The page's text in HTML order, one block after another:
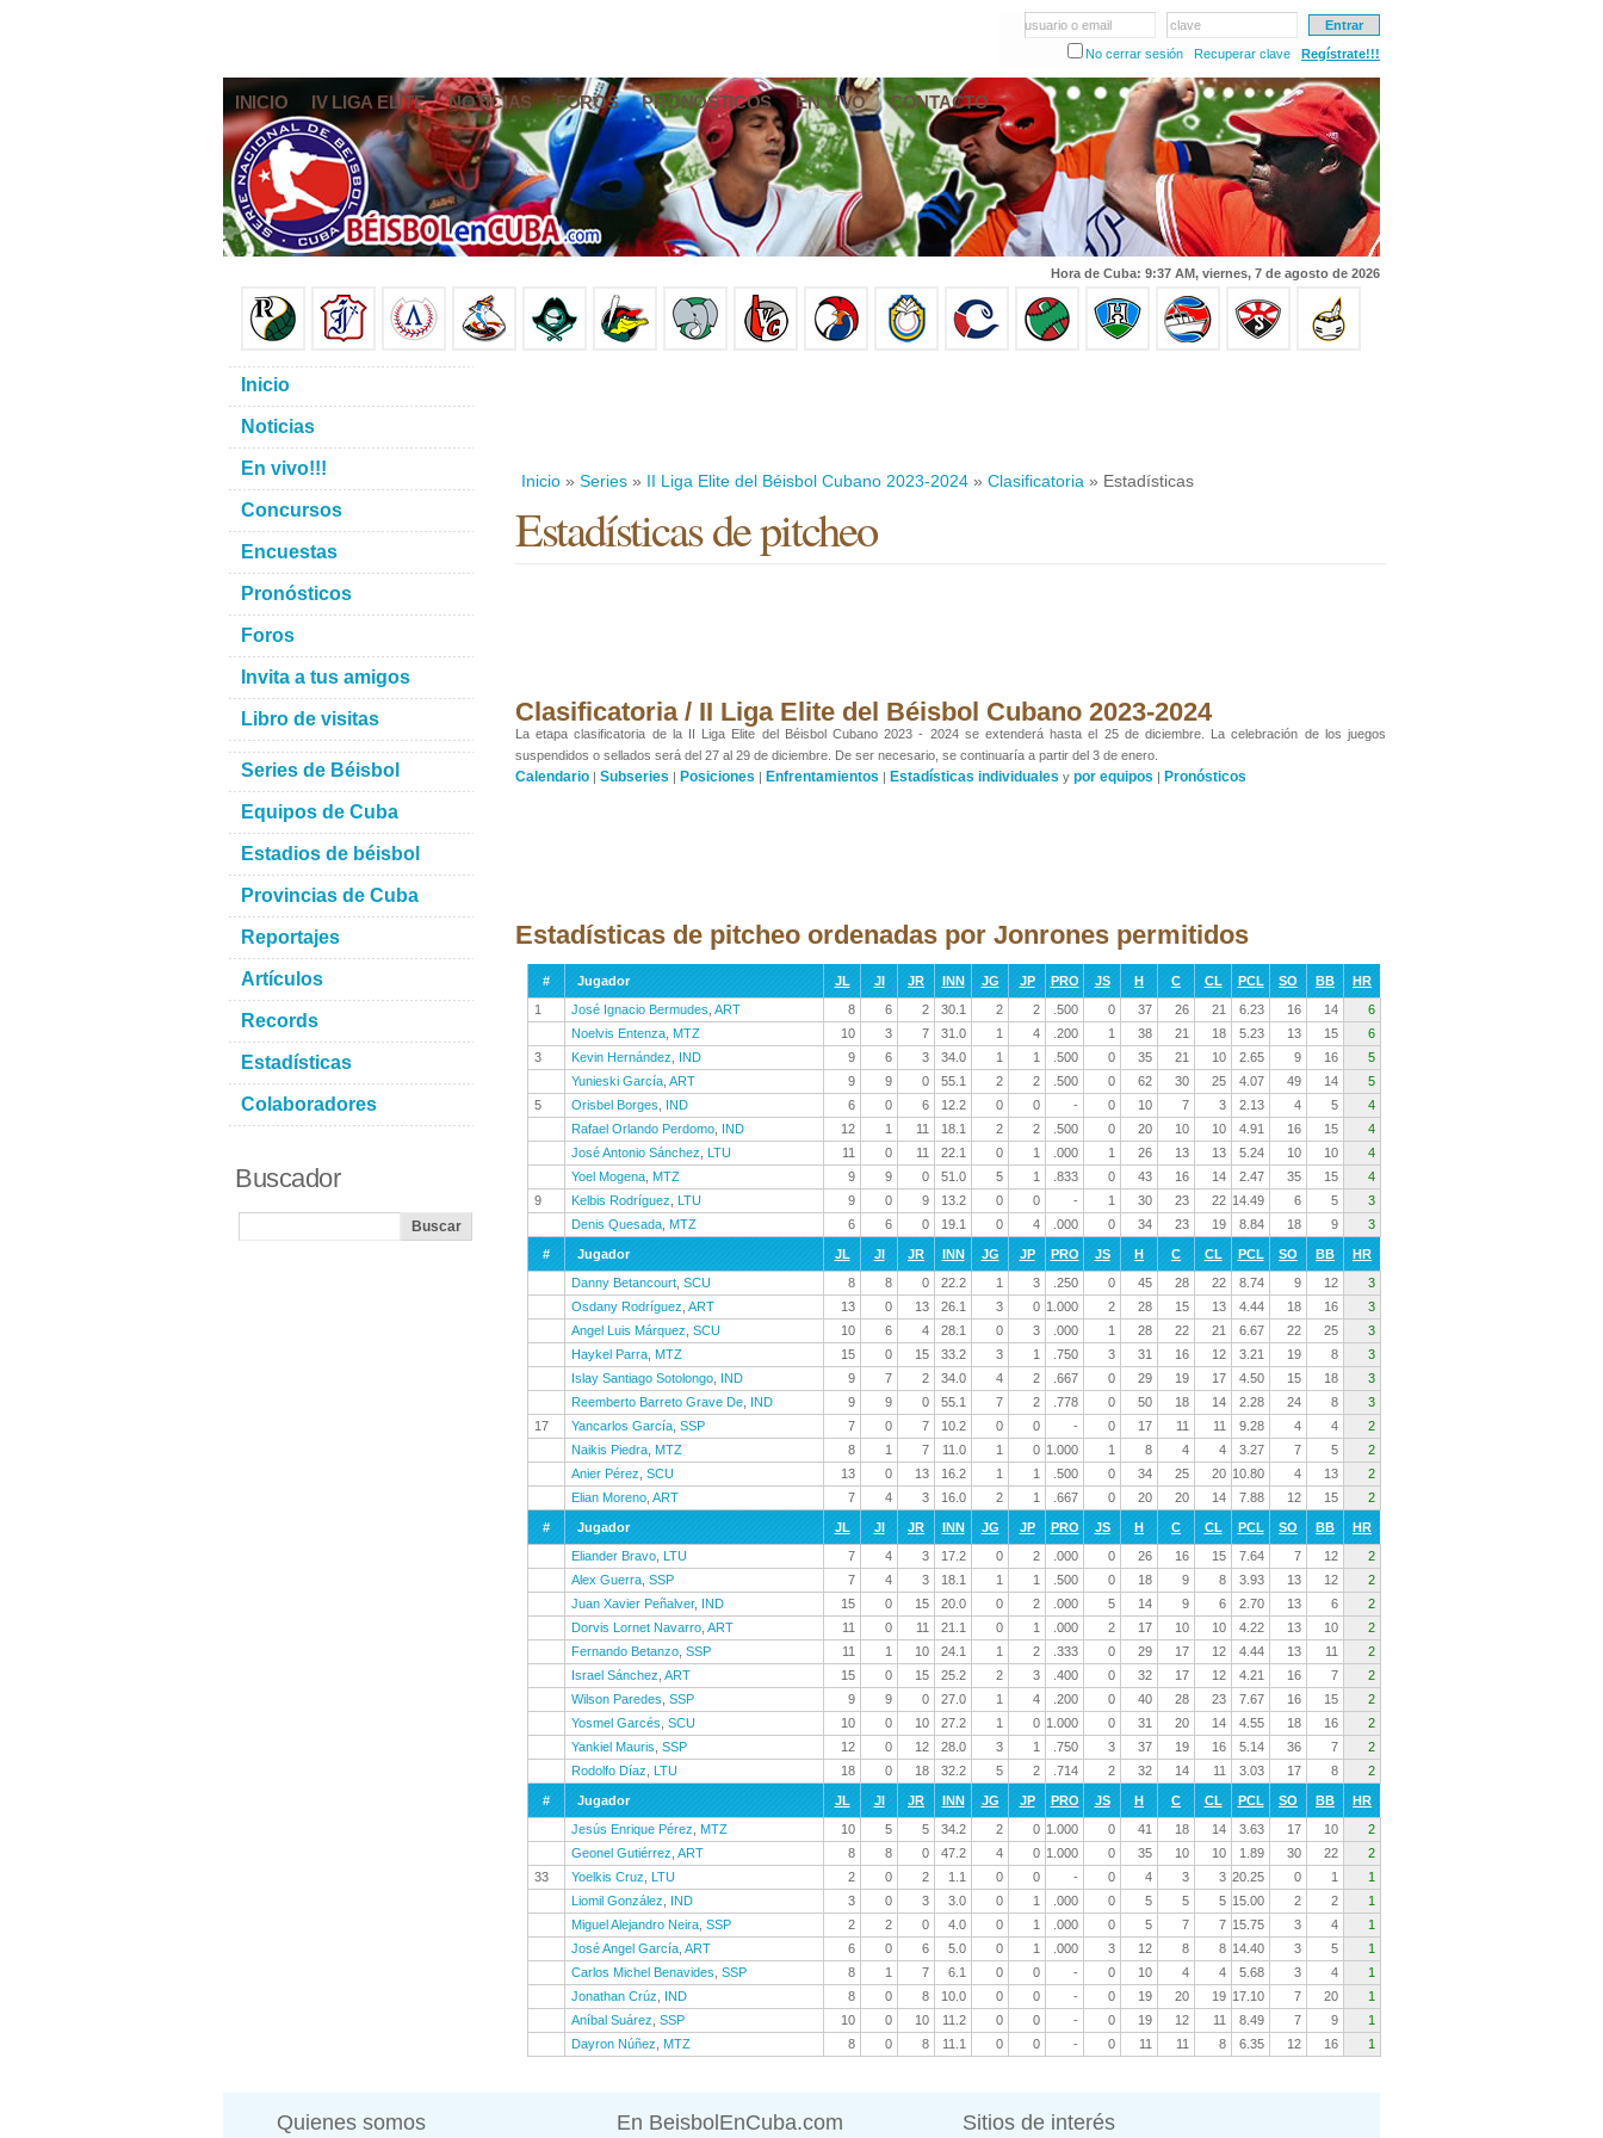
usuario o email
clave
No cerrar sesión
Recuperar clave Regístrate!!!
INICIO IV LIGA ELITE NOTICIAS FOROS PRONÓSTICOS EN VIVO CONTACTO
Hora de Cuba: 9:37 AM, viernes, 7 de agosto de 2026
Inicio » Series » II Liga Elite del Béisbol Cubano 2023-2024 » Clasificatoria » Estadísticas
Estadísticas de pitcheo
Clasificatoria / II Liga Elite del Béisbol Cubano 2023-2024
La etapa clasificatoria de la II Liga Elite del Béisbol Cubano 2023 - 2024 se extenderá hasta el 25 de diciembre. La celebración de los juegos
suspendidos o sellados será del 27 al 29 de diciembre. De ser necesario, se continuaría a partir del 3 de enero.
Calendario | Subseries | Posiciones | Enfrentamientos | Estadísticas individuales y por equipos | Pronósticos
Estadísticas de pitcheo ordenadas por Jonrones permitidos
# Jugador JL JI JR INN JG JP PRO JS H C CL PCL SO BB
HR
1
José Ignacio Bermudes ART 8 6 2 30.1 2 2 .500 0 37 26 21 6.23 16 14
6
Noelvis Entenza MTZ 10 3 7 31.0 1 4 .200 1 38 21 18 5.23 13 15
6
3
Kevin Hernández IND 9 6 3 34.0 1 1 .500 0 35 21 10 2.65 9 16
5
Yunieski García ART 9 9 0 55.1 2 2 .500 0 62 30 25 4.07 49 14
5
5
Orisbel Borges IND 6 0 6 12.2 0 0 - 0 10 7 3 2.13 4 5
4
Rafael Orlando Perdomo IND 12 1 11 18.1 2 2 .500 0 20 10 10 4.91 16 15
4
José Antonio Sánchez
LTU 11 0 11 22.1 0 1 .000 1 26 13 13 5.24 10 10
4
Yoel Mogena MTZ 9 9 0 51.0 5 1 .833 0 43 16 14 2.47 35 15
4
9
Kelbis Rodríguez LTU 9 0 9 13.2 0 0 - 1 30 23 22 14.49 6 5
3
Denis Quesada MTZ 6 6 0 19.1 0 4 .000 0 34 23 19 8.84 18 9 3
# Jugador JL JI JR INN JG JP PRO JS H C CL PCL SO BB
HR
Danny Betancourt SCU 8 8 0 22.2 1 3 .250 0 45 28 22 8.74 9 12
3
Osdany Rodríguez ART 13 0 13 26.1 3 0 1.000 2 28 15 13 4.44 18 16
3
Angel Luis Márquez SCU 10 6 4 28.1 0 3 .000 1 28 22 21 6.67 22 25
3
Haykel Parra MTZ 15 0 15 33.2 3 1 .750 3 31 16 12 3.21 19 8
3
Islay Santiago Sotolongo IND 9 7 2 34.0 4 2 .667 0 29 19 17 4.50 15 18
3
Reemberto Barreto Grave De IND 9 9 0 55.1 7 2 .778 0 50 18 14 2.28 24 8
3
17
Yancarlos García SSP 7 0 7 10.2 0 0 - 0 17 11 11 9.28 4 4
2
Naikis Piedra MTZ 8 1 7 11.0 1 0 1.000 1 8 4 4 3.27 7 5
2
Anier Pérez SCU 13 0 13 16.2 1 1 .500 0 34 25 20 10.80 4 13
2
Elian Moreno ART 7 4 3 16.0 2 1 .667 0 20 20 14 7.88 12 15 2
# Jugador JL JI JR INN JG JP PRO JS H C CL PCL SO BB
HR
Eliander Bravo LTU 7 4 3 17.2 0 2 .000 0 26 16 15 7.64 7 12
2
Alex Guerra SSP 7 4 3 18.1 1 1 .500 0 18 9 8 3.93 13 12
2
Juan Xavier Peñalver, IND 15 0 15 20.0 0 2 .000 5 14 9 6 2.70 13 6
2
Dorvis Lornet Navarro ART 11 0 11 21.1 0 1 .000 2 17 10 10 4.22 13 10
2
Fernando Betanzo SSP 11 1 10 24.1 1 2 .333 0 29 17 12 4.44 13 11
2
Israel Sánchez ART 15 0 15 25.2 2 3 .400 0 32 17 12 4.21 16 7
2
Wilson Paredes SSP 9 9 0 27.0 1 4 .200 0 40 28 23 7.67 16 15
2
Yosmel Garcés SCU 10 0 10 27.2 1 0 1.000 0 31 20 14 4.55 18 16
2
Yankiel Mauris SSP 12 0 12 28.0 3 1 .750 3 37 19 16 5.14 36 7
2
Rodolfo Díaz
LTU 18 0 18 32.2 5 2 .714 2 32 14 11 3.03 17 8 2
# Jugador JL JI JR INN JG JP PRO JS H C CL PCL SO BB
HR
Jesús Enrique Pérez
MTZ 10 5 5 34.2 2 0 1.000 0 41 18 14 3.63 17 10
2
Geonel Gutiérrez ART 8 8 0 47.2 4 0 1.000 0 35 10 10 1.89 30 22
2
33
Yoelkis Cruz LTU 2 0 2 1.1 0 0 - 0 4 3 3 20.25 0 1
1
Liomil González
IND 3 0 3 3.0 0 1 .000 0 5 5 5 15.00 2 2
1
Miguel Alejandro Neira SSP 2 2 0 4.0 0 1 .000 0 5 7 7 15.75 3 4
1
José Angel García ART 6 0 6 5.0 0 1 .000 3 12 8 8 14.40 3 5
1
Carlos Michel Benavides SSP 8 1 7 6.1 0 0 - 0 10 4 4 5.68 3 4
1
Jonathan Crúz
IND 8 0 8 10.0 0 0 - 0 19 20 19 17.10 7 20
1
Aníbal Suárez SSP 10 0 10 11.2 0 0 - 0 19 12 11 8.49 7 9
1
Dayron Núñez
MTZ 8 0 8 11.1 0 0 - 0 11 11 8 6.35 12 16 1
Inicio
Noticias
En vivo!!!
Concursos
Encuestas
Pronósticos
Foros
Invita a tus amigos
Libro de visitas
Series de Béisbol
Equipos de Cuba
Estadios de béisbol
Provincias de Cuba
Reportajes
Artículos
Records
Estadísticas
Colaboradores
Buscador
Quienes somos En BeisbolEnCuba.com Sitios de interés